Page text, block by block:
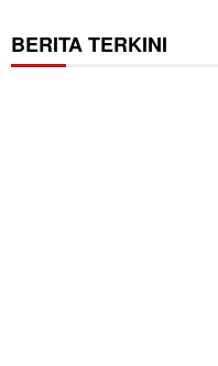
BERITA TERKINI